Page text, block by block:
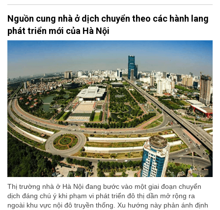
Nguồn cung nhà ở dịch chuyển theo các hành lang
phát triển mới của Hà Nội
Thị trường nhà ở Hà Nội đang bước vào một giai đoạn chuyển
dịch đáng chú ý khi phạm vi phát triển đô thị dần mở rộng ra
ngoài khu vực nội đô truyền thống. Xu hướng này phản ánh định